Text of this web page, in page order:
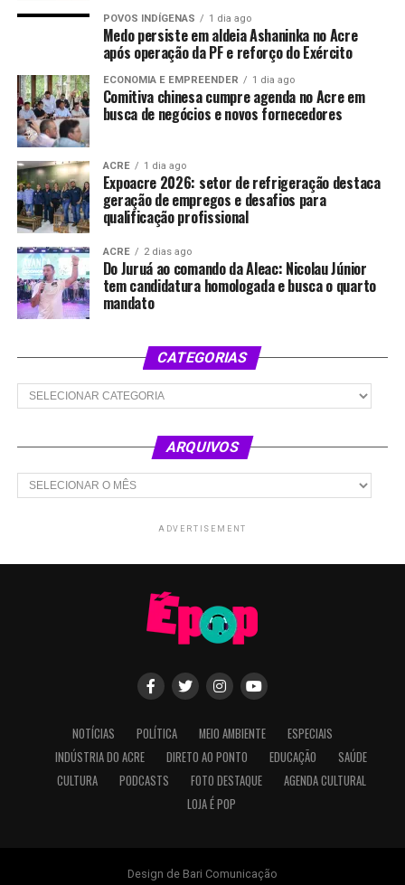
POVOS INDÍGENAS 1 dia ago
Medo persiste em aldeia Ashaninka no Acre
após operação da PF e reforço do Exército
ECONOMIA E EMPREENDER 1 dia ago
Comitiva chinesa cumpre agenda no Acre em
busca de negócios e novos fornecedores
ACRE 1 dia ago
Expoacre 2026: setor de refrigeração destaca
geração de empregos e desafios para
qualificação profissional
ACRE 2 dias ago
Do Juruá ao comando da Aleac: Nicolau Júnior
tem candidatura homologada e busca o quarto
mandato
CATEGORIAS
Categorias
ARQUIVOS
Arquivos
ADVERTISEMENT
NOTÍCIAS POLÍTICA MEIO AMBIENTE
ESPECIAIS
INDÚSTRIA DO ACRE
DIRETO AO PONTO EDUCAÇÃO
SAÚDE
CULTURA
PODCASTS FOTO DESTAQUE
AGENDA CULTURAL
LOJA É POP
Design de Bari Comunicação